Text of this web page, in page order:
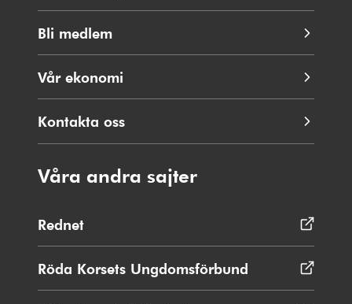
Bli medlem
Vår ekonomi
Kontakta oss
Våra andra sajter
Rednet
i
nytt
fönster
Röda Korsets Ungdomsförbund Öppnas
i